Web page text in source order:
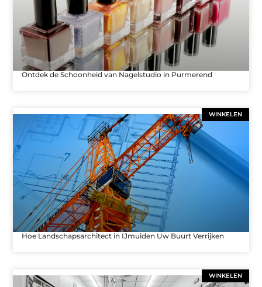
Ontdek de Schoonheid van Nagelstudio in Purmerend
WINKELEN
Hoe Landschapsarchitect in IJmuiden Uw Buurt Verrijken
WINKELEN